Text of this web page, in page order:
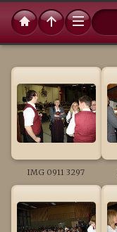
IMG 0911 3297